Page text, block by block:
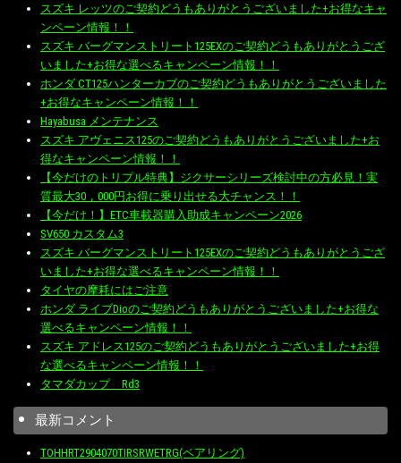
スズキ レッツのご契約どうもありがとうございました+お得なキャ
ンペーン情報！！
スズキ バーグマンストリート125EXのご契約どうもありがとうござ
いました+お得な選べるキャンペーン情報！！
ホンダ CT125ハンターカブのご契約どうもありがとうございました
+お得なキャンペーン情報！！
Hayabusa メンテナンス
スズキ アヴェニス125のご契約どうもありがとうございました+お
得なキャンペーン情報！！
【今だけのトリプル特典】ジクサーシリーズ検討中の方必見！実
質最大30，000円お得に乗り出せる大チャンス！！
【今だけ！】ETC車載器購入助成キャンペーン2026
SV650 カスタム3
スズキ バーグマンストリート125EXのご契約どうもありがとうござ
いました+お得な選べるキャンペーン情報！！
タイヤの摩耗にはご注意
ホンダ ライブDioのご契約どうもありがとうございました+お得な
選べるキャンペーン情報！！
スズキ アドレス125のご契約どうもありがとうございました+お得
な選べるキャンペーン情報！！
タマダカップ Rd3
最新コメント
TOHHRT2904070TIRSRWETRG(ベアリング)